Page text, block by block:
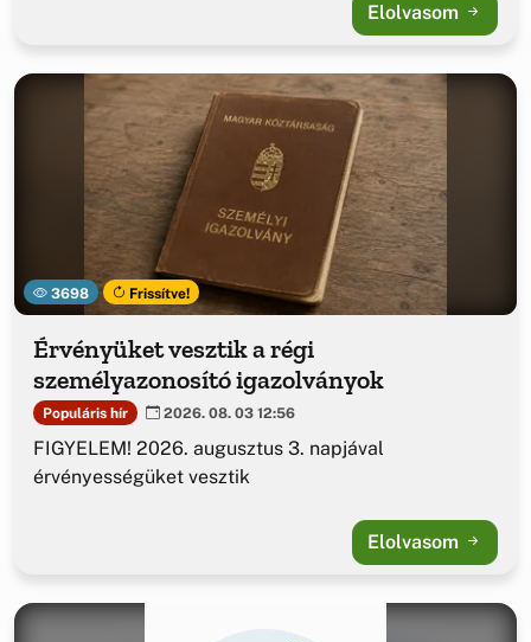
Elolvasom
3698 Frissítve!
Érvényüket vesztik a régi
személyazonosító igazolványok
Populáris hír 2026. 08. 03 12:56
FIGYELEM! 2026. augusztus 3. napjával
érvényességüket vesztik
Elolvasom